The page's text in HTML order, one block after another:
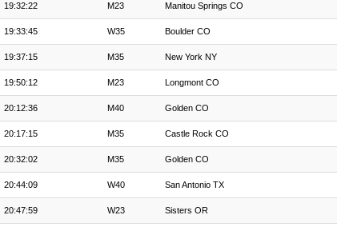
19:32:22 M23 Manitou Springs CO
19:33:45 W35 Boulder CO
19:37:15 M35 New York NY
19:50:12 M23 Longmont CO
20:12:36 M40 Golden CO
20:17:15 M35 Castle Rock CO
20:32:02 M35 Golden CO
20:44:09 W40 San Antonio TX
20:47:59 W23 Sisters OR